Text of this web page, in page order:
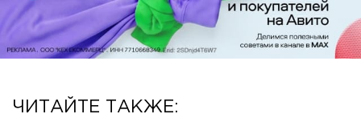
ЧИТАЙТЕ ТАКЖЕ: